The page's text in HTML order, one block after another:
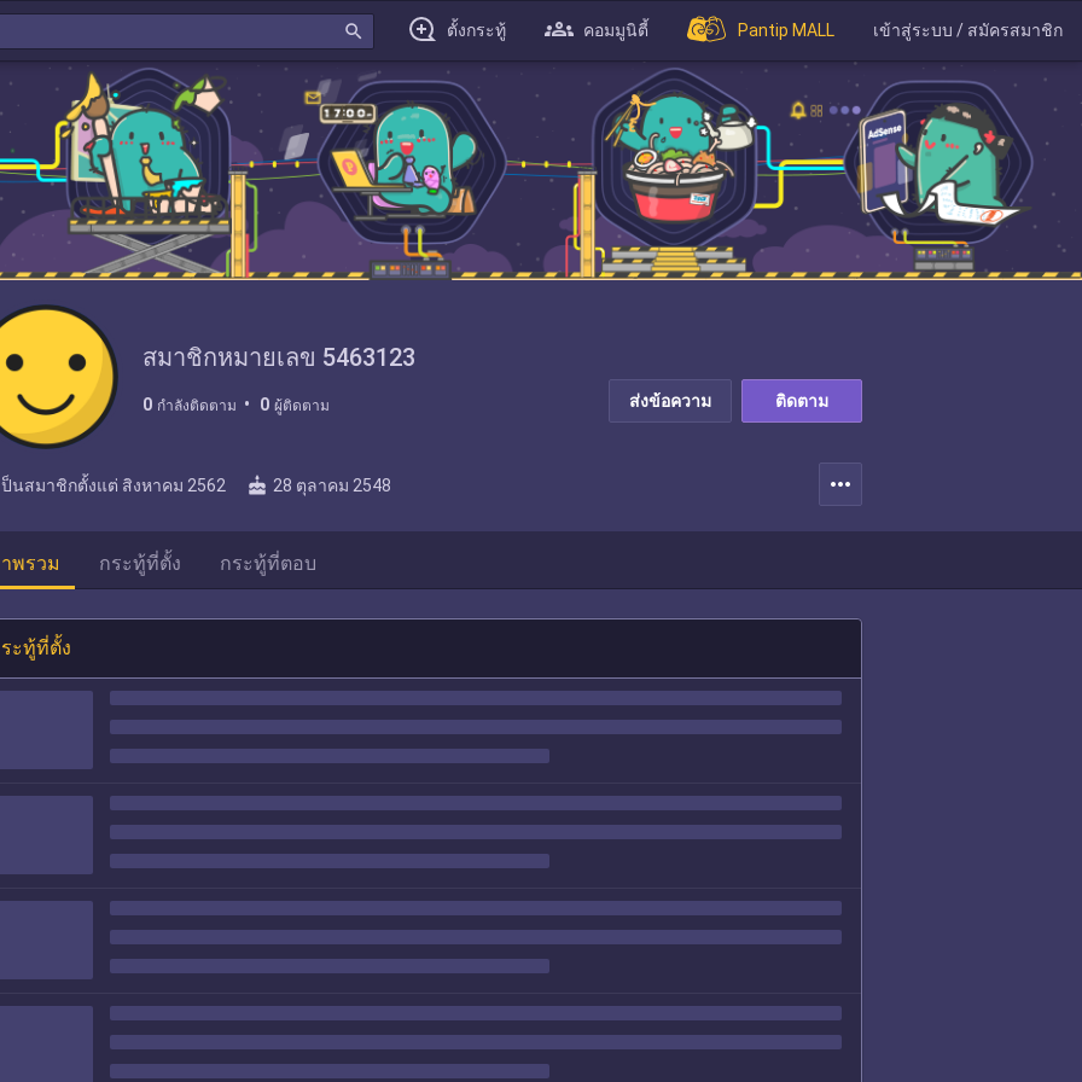
search ตั้งกระทู้ คอมมูนิตี้ Pantip MALL เข้าสู่ระบบ / สมัครสมาชิก
สมาชิกหมายเลข 5463123
0 กำลังติดตาม 0 ผู้ติดตาม ส่งข้อความ ติดตาม
ป็นสมาชิกตั้งแต่ สิงหาคม 2562 cake 28 ตุลาคม 2548 more_horiz
พรวม กระทู้ที่ตั้ง กระทู้ที่ตอบ
ะทู้ที่ตั้ง